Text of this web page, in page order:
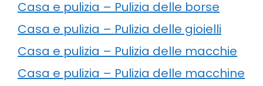
Casa e pulizia – Pulizia delle borse
Casa e pulizia – Pulizia delle gioielli
Casa e pulizia – Pulizia delle macchie
Casa e pulizia – Pulizia delle macchine